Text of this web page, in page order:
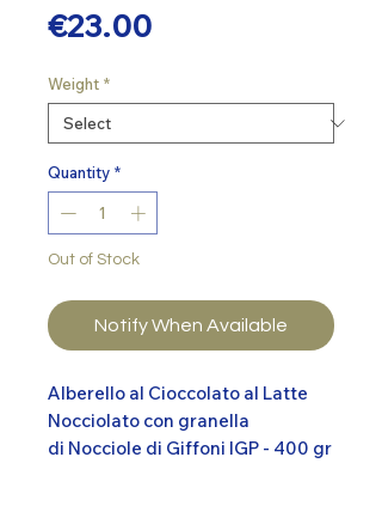
€23.00Price
Weight *
Quantity *
Out of Stock
Notify When Available
Alberello al Cioccolato al Latte
Nocciolato con granella
di Nocciole di Giffoni IGP - 400 gr